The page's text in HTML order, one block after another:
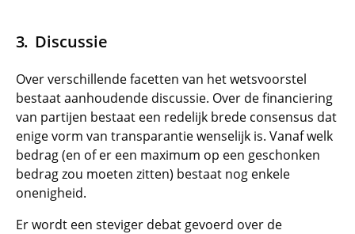
Discussie
Over verschillende facetten van het wetsvoorstel
bestaat aanhoudende discussie. Over de financiering
van partijen bestaat een redelijk brede consensus dat
enige vorm van transparantie wenselijk is. Vanaf welk
bedrag (en of er een maximum op een geschonken
bedrag zou moeten zitten) bestaat nog enkele
onenigheid.
Er wordt een steviger debat gevoerd over de